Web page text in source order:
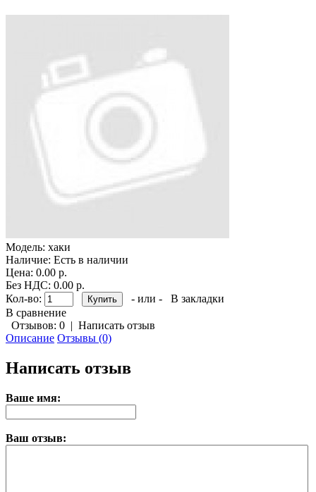
Модель: хаки
Наличие: Есть в наличии
Цена: 0.00 р.
Без НДС: 0.00 р.
Кол-во:
- или -
В закладки
В сравнение
Отзывов: 0 | Написать отзыв
Описание Отзывы (0)
Написать отзыв
Ваше имя:
Ваш отзыв: